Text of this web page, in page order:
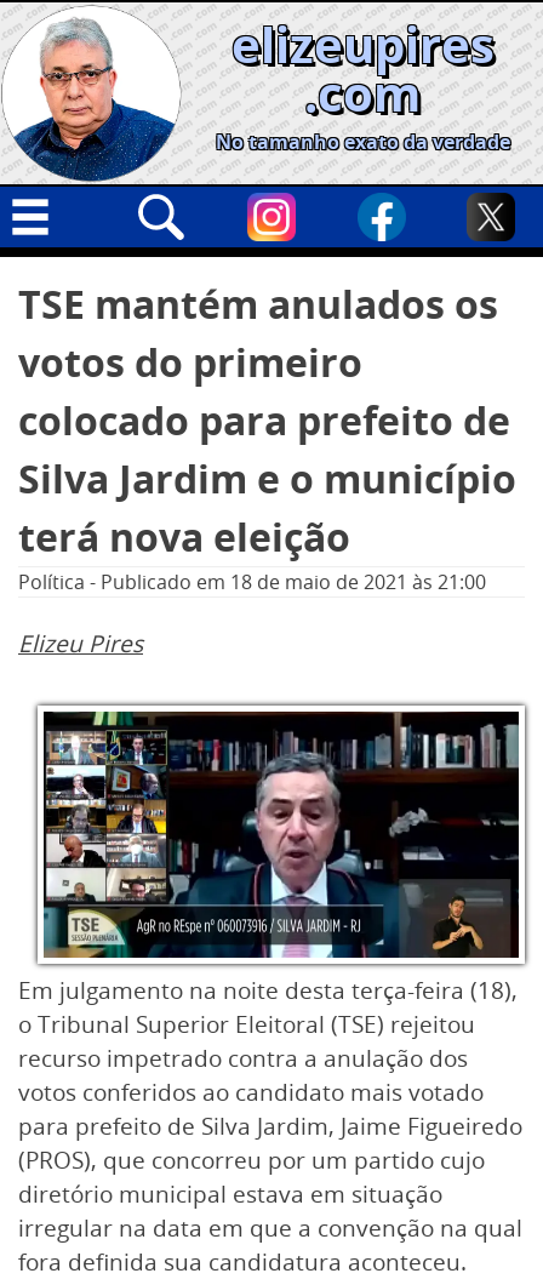
Skip
to
content
elizeupires
.com
No tamanho exato da verdade
Geral
Cidades
Política
Opinião
Informe especial
por:
TSE mantém anulados os
votos do primeiro
colocado para prefeito de
Silva Jardim e o município
terá nova eleição
Política - Publicado em 18 de maio de 2021 às 21:00
Elizeu Pires
Em julgamento na noite desta terça-feira (18),
o Tribunal Superior Eleitoral (TSE) rejeitou
recurso impetrado contra a anulação dos
votos conferidos ao candidato mais votado
para prefeito de Silva Jardim, Jaime Figueiredo
(PROS), que concorreu por um partido cujo
diretório municipal estava em situação
irregular na data em que a convenção na qual
fora definida sua candidatura aconteceu.